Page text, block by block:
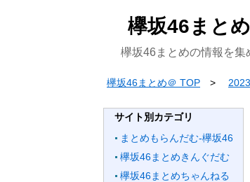
欅坂46まと
欅坂46まとめの情報を集
欅坂46まとめ＠ TOP
サイト別カテゴリ
まとめもらんだむ-欅坂46
欅坂46まとめきんぐだむ
欅坂46まとめちゃんねる